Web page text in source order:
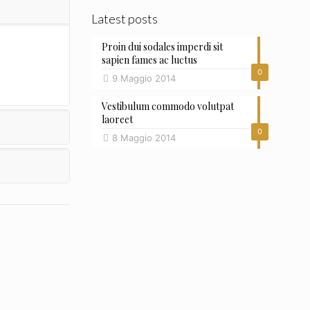
Latest posts
0
Proin dui sodales imperdi sit
sapien fames ac luctus
9 Maggio 2014
0
Vestibulum commodo volutpat
laoreet
8 Maggio 2014